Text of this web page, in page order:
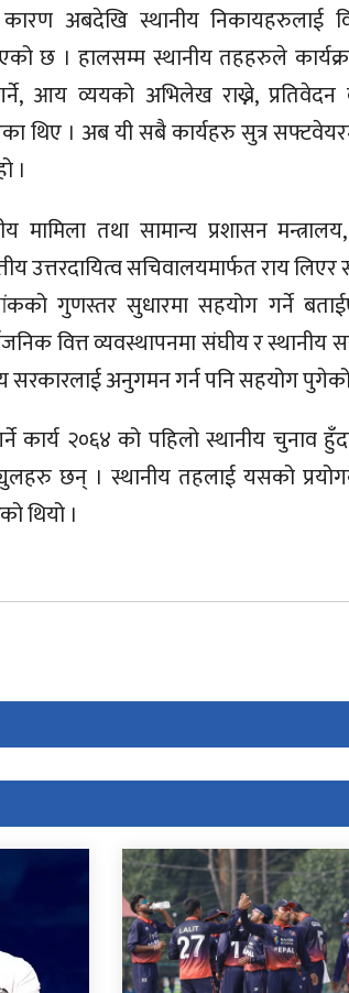
अबदेखि स्थानीय निकायहरुलाई
छ । हालसम्म स्थानीय तहहरुले
आय व्ययको अभिलेख राख्ने,
थिए । अब यी सबै कार्यहरु सुत्र
।
मामिला तथा सामान्य प्रशासन
उत्तरदायित्व सचिवालयमार्फत राय
गुणस्तर सुधारमा सहयोग गर्ने
वित्त व्यवस्थापनमा संघीय र
अनुगमन गर्न पनि सहयोग
कार्य २०६४ को पहिलो स्थानीय चुनाव
छन् । स्थानीय तहलाई यसको
थियो ।